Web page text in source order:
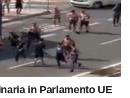
in Parlamento UE